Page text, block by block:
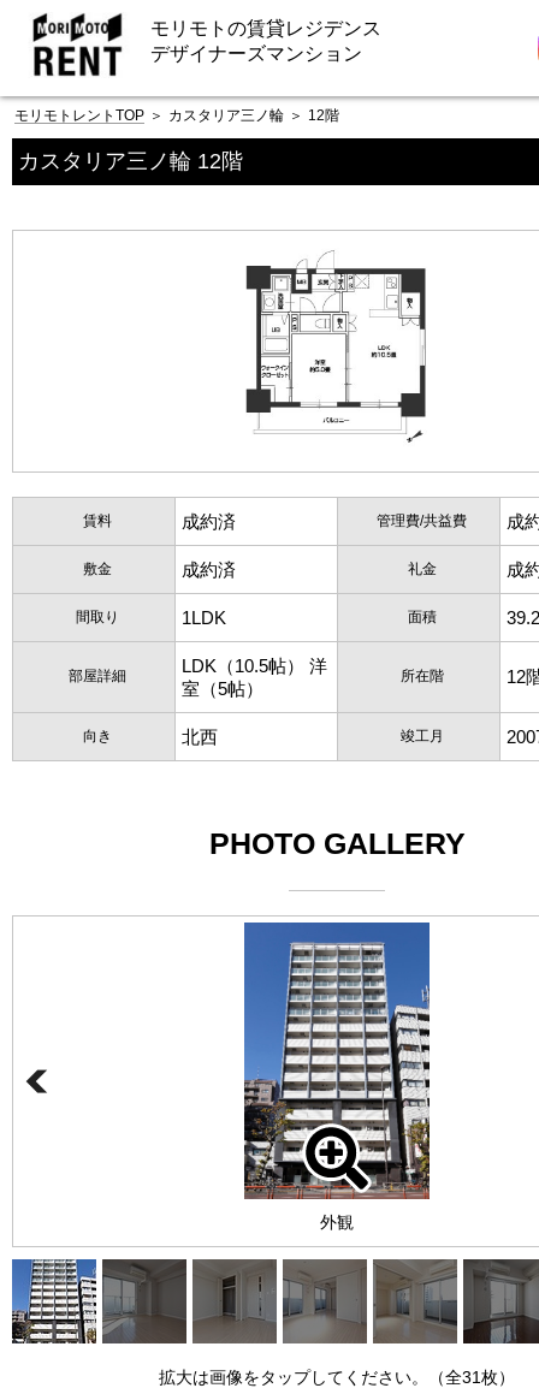
モリモトの賃貸レジデンス
デザイナーズマンション
モリモトレントTOP ＞ カスタリア三ノ輪 ＞ 12階
カスタリア三ノ輪 12階
賃料 成約済 管理費/共益費 成
敷金 成約済 礼金 成
間取り 1LDK 面積
部屋詳細
LDK（10.5帖） 洋
室（5帖）
所在階 12
向き 北西 竣工月
PHOTO GALLERY
外観
拡大は画像をタップしてください。（全31枚）